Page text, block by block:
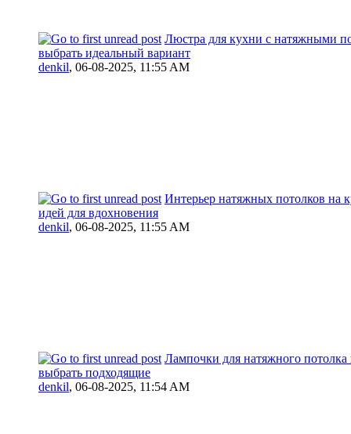
Люстра для кухни с натяжными
выбрать идеальный вариант
denkil, 06-08-2025, 11:55 AM
Интерьер натяжных потолков на
идей для вдохновения
denkil, 06-08-2025, 11:55 AM
Лампочки для натяжного потолка
выбрать подходящие
denkil, 06-08-2025, 11:54 AM